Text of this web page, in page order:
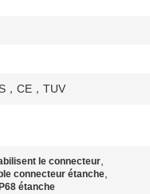
，CE，TUV
le connecteur,
connecteur étanche,
étanche